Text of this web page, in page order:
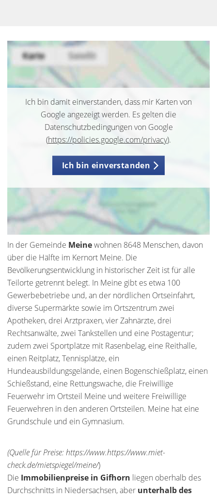
Ich bin damit einverstanden, dass mir Karten von
Google angezeigt werden. Es gelten die
Datenschutzbedingungen von Google
(https://policies.google.com/privacy).
Ich bin einverstanden
In der Gemeinde Meinewohnen 8648 Menschen, davon
über die Hälfte im Kernort Meine. Die
Bevölkerungsentwicklung in historischer Zeit ist für alle
Teilorte getrennt belegt. In Meine gibt es etwa 100
Gewerbebetriebe und, an der nördlichen Ortseinfahrt,
diverse Supermärkte sowie im Ortszentrum zwei
Apotheken, drei Arztpraxen, vier Zahnärzte, drei
Rechtsanwälte, zwei Tankstellen und eine Postagentur;
zudem zwei Sportplätze mit Rasenbelag, eine Reithalle,
einen Reitplatz, Tennisplätze, ein
Hundeausbildungsgelände, einen Bogenschießplatz, einen
Schießstand, eine Rettungswache, die Freiwillige
Feuerwehr im Ortsteil Meine und weitere Freiwillige
Feuerwehren in den anderen Ortsteilen. Meine hat eine
Grundschule und ein Gymnasium.
(Quelle für Preise: https://www.https://www.miet-
check.de/mietspiegel/meine/)
Die Immobilienpreise in Gifhorn liegen oberhalb des
Durchschnitts in Niedersachsen, aber unterhalb des